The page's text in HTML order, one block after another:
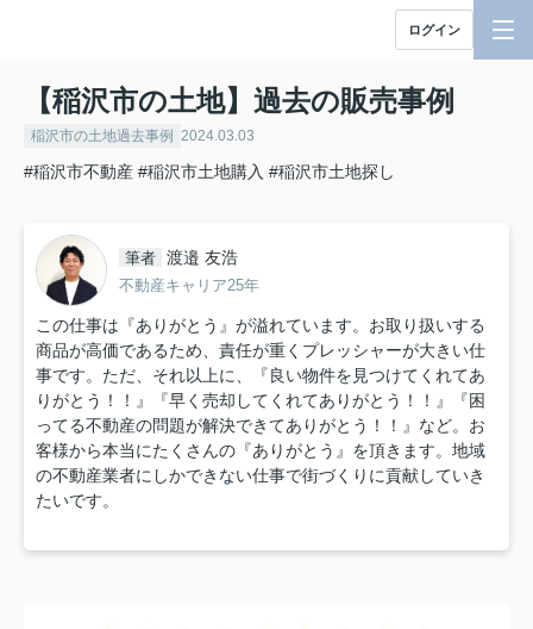
ログイン
【稲沢市の土地】過去の販売事例
稲沢市の土地過去事例 2024.03.03
#稲沢市不動産 #稲沢市土地購入 #稲沢市土地探し
筆者 渡邉 友浩
不動産キャリア25年
この仕事は『ありがとう』が溢れています。お取り扱いする
商品が高価であるため、責任が重くプレッシャーが大きい仕
事です。ただ、それ以上に、『良い物件を見つけてくれてあ
りがとう！！』『早く売却してくれてありがとう！！』『困
ってる不動産の問題が解決できてありがとう！！』など。お
客様から本当にたくさんの『ありがとう』を頂きます。地域
の不動産業者にしかできない仕事で街づくりに貢献していき
たいです。